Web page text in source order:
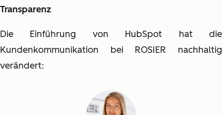
Transparenz
Die Einführung von HubSpot hat die
Kundenkommunikation bei ROSIER nachhaltig
verändert: